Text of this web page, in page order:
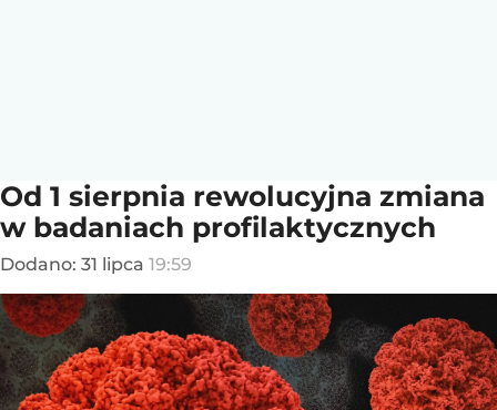
Od 1 sierpnia rewolucyjna zmiana
w badaniach profilaktycznych
Dodano: 31 lipca 19:59